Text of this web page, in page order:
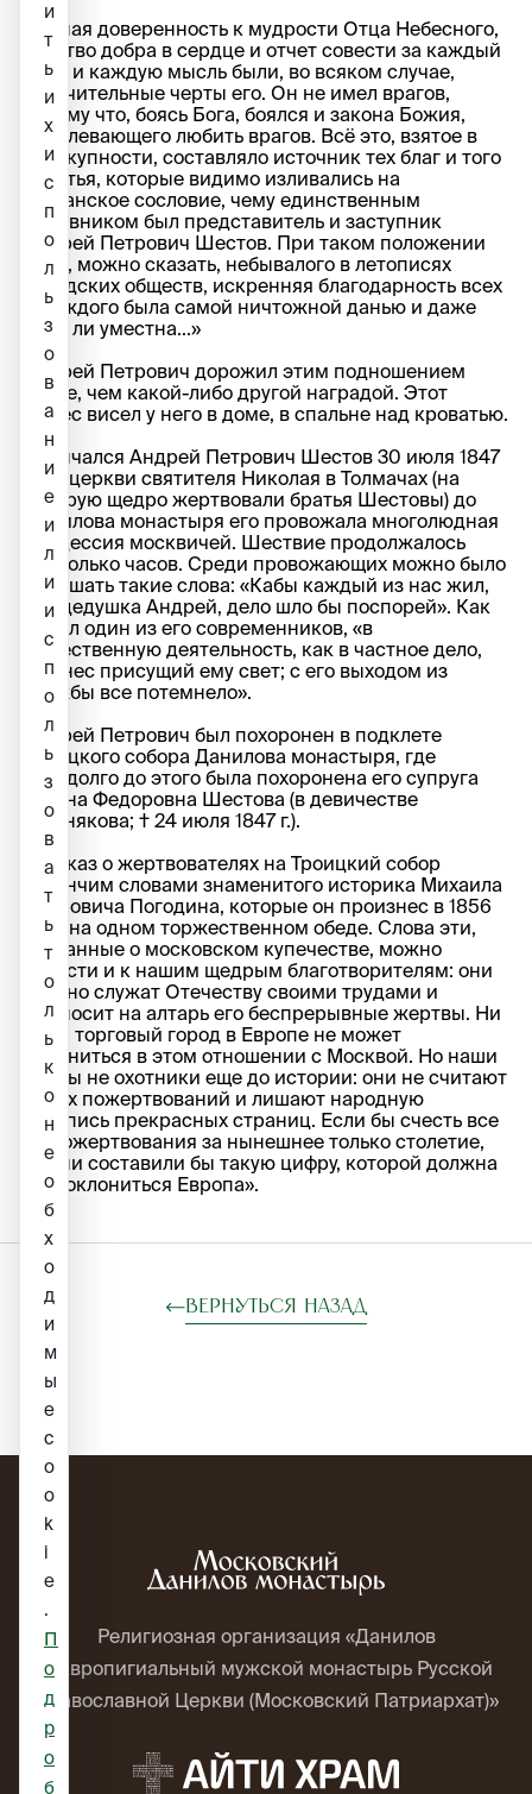
Полная доверенность к мудрости Отца Небесного,
чувство добра в сердце и отчет совести за каждый
день и каждую мысль были, во всяком случае,
отличительные черты его. Он не имел врагов,
потому что, боясь Бога, боялся и закона Божия,
повелевающего любить врагов. Всё это, взятое в
совокупности, составляло источник тех благ и того
счастья, которые видимо изливались на
мещанское сословие, чему единственным
виновником был представитель и заступник
Андрей Петрович Шестов. При таком положении
дела, можно сказать, небывалого в летописях
городских обществ, искренняя благодарность всех
и каждого была самой ничтожной данью и даже
едва ли уместна...»
Андрей Петрович дорожил этим подношением
более, чем какой-либо другой наградой. Этот
Адрес висел у него в доме, в спальне над кроватью.
Скончался Андрей Петрович Шестов 30 июля 1847
г. От церкви святителя Николая в Толмачах (на
которую щедро жертвовали братья Шестовы) до
Данилова монастыря его провожала многолюдная
процессия москвичей. Шествие продолжалось
несколько часов. Среди провожающих можно было
услышать такие слова: «Кабы каждый из нас жил,
как дедушка Андрей, дело шло бы поспорей». Как
писал один из его современников, «в
общественную деятельность, как в частное дело,
он внес присущий ему свет; с его выходом из
службы все потемнело».
Андрей Петрович был похоронен в подклете
Троицкого собора Данилова монастыря, где
незадолго до этого была похоронена его супруга
Ульяна Федоровна Шестова (в девичестве
Вишнякова; † 24 июля 1847 г.).
Рассказ о жертвователях на Троицкий собор
закончим словами знаменитого историка Михаила
Петровича Погодина, которые он произнес в 1856
году на одном торжественном обеде. Слова эти,
сказанные о московском купечестве, можно
отнести и к нашим щедрым благотворителям: они
«верно служат Отечеству своими трудами и
приносит на алтарь его беспрерывные жертвы. Ни
один торговый город в Европе не может
сравниться в этом отношении с Москвой. Но наши
купцы не охотники еще до истории: они не считают
своих пожертвований и лишают народную
летопись прекрасных страниц. Если бы счесть все
их пожертвования за нынешнее только столетие,
то они составили бы такую цифру, которой должна
бы поклониться Европа».
Вернуться назад
Религиозная организация «Данилов
ставропигиальный мужской монастырь Русской
Православной Церкви (Московский Патриархат)»
и
т
ь
и
х
и
с
п
о
л
ь
з
о
в
а
н
и
е
и
л
и
и
с
п
о
л
ь
з
о
в
а
т
ь
т
о
л
ь
к
о
н
е
о
б
х
о
д
и
м
ы
е
c
o
o
k
i
e
.
П
о
д
р
о
б